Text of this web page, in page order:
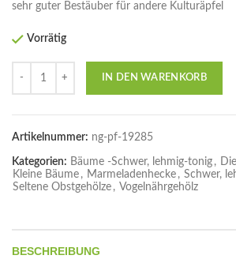
sehr guter Bestäuber für andere Kulturäpfel
Vorrätig
IN DEN WARENKORB
Artikelnummer: ng-pf-19285
Kategorien: Bäume -Schwer, lehmig-tonig ,
Kleine Bäume , Marmeladenhecke , Schwer,
Seltene Obstgehölze , Vogelnährgehölz
BESCHREIBUNG